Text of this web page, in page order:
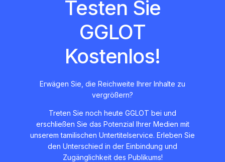
Testen Sie
GGLOT
Kostenlos!
Erwägen Sie, die Reichweite Ihrer Inhalte zu
vergrößern?
Treten Sie noch heute GGLOT bei und
erschließen Sie das Potenzial Ihrer Medien mit
unserem tamilischen Untertitelservice. Erleben Sie
den Unterschied in der Einbindung und
Zugänglichkeit des Publikums!